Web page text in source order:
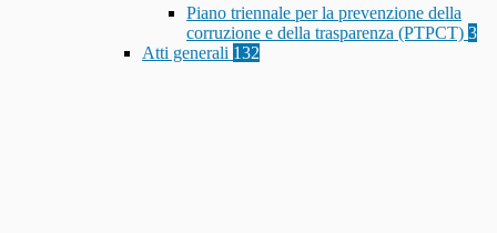
Piano triennale per la prevenzione della
corruzione e della trasparenza (PTPCT) 3
Atti generali 132